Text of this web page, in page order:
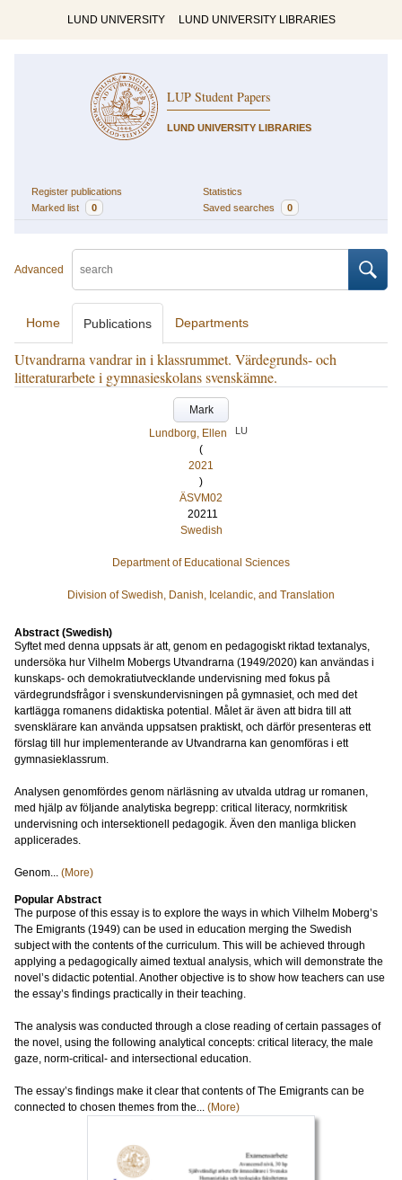
LUND UNIVERSITY LUND UNIVERSITY LIBRARIES
LUP Student Papers
LUND UNIVERSITY LIBRARIES
Register publications
Statistics
Marked list
0 Saved searches 0
Advanced
Home Publications Departments
Utvandrarna vandrar in i klassrummet. Värdegrunds- och
litteraturarbete i gymnasieskolans svenskämne.
Mark
Lundborg, Ellen
LU
(
2021
)
ÄSVM02
20211
Swedish
Department of Educational Sciences
Division of Swedish, Danish, Icelandic, and Translation
Abstract (Swedish)
Syftet med denna uppsats är att, genom en pedagogiskt riktad textanalys,
undersöka hur Vilhelm Mobergs Utvandrarna (1949/2020) kan användas i
kunskaps- och demokratiutvecklande undervisning med fokus på
värdegrundsfrågor i svenskundervisningen på gymnasiet, och med det
kartlägga romanens didaktiska potential. Målet är även att bidra till att
svensklärare kan använda uppsatsen praktiskt, och därför presenteras ett
förslag till hur implementerande av Utvandrarna kan genomföras i ett
gymnasieklassrum.
Analysen genomfördes genom närläsning av utvalda utdrag ur romanen,
med hjälp av följande analytiska begrepp: critical literacy, normkritisk
undervisning och intersektionell pedagogik. Även den manliga blicken
applicerades.
Genom... (More)
Popular Abstract
The purpose of this essay is to explore the ways in which Vilhelm Moberg’s
The Emigrants (1949) can be used in education merging the Swedish
subject with the contents of the curriculum. This will be achieved through
applying a pedagogically aimed textual analysis, which will demonstrate the
novel’s didactic potential. Another objective is to show how teachers can use
the essay’s findings practically in their teaching.
The analysis was conducted through a close reading of certain passages of
the novel, using the following analytical concepts: critical literacy, the male
gaze, norm-critical- and intersectional education.
The essay’s findings make it clear that contents of The Emigrants can be
connected to chosen themes from the... (More)